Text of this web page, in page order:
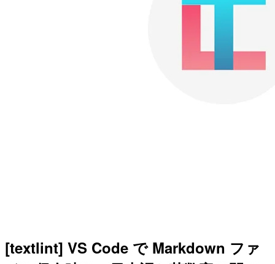
[textlint] VS Code で Markdown ファ